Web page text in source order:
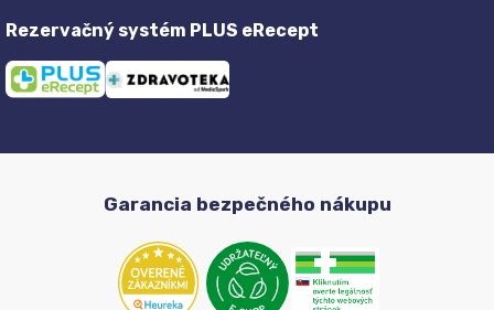
Rezervačný systém PLUS eRecept
Garancia bezpečného nákupu